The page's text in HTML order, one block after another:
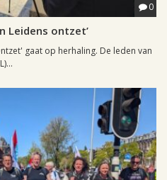
0
Leidens ontzet’
gaat op herhaling. De leden van